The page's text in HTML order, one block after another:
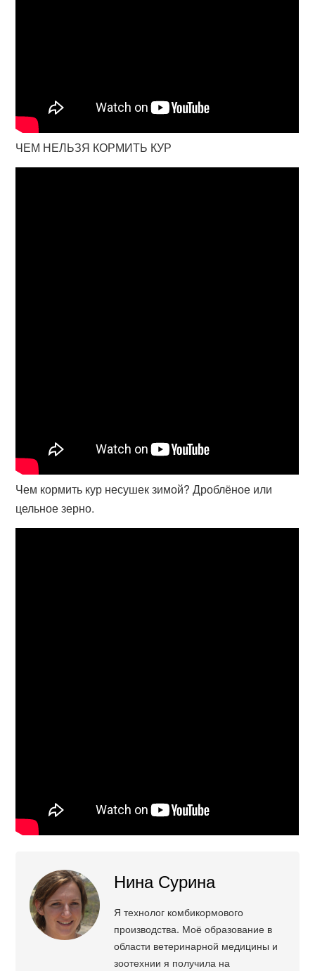
ЧЕМ НЕЛЬЗЯ КОРМИТЬ КУР
Чем кормить кур несушек зимой? Дроблёное или
цельное зерно.
Нина Сурина
Я технолог комбикормового
производства. Моё образование в
области ветеринарной медицины и
зоотехнии я получила на